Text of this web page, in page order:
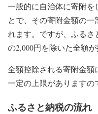
一般的に自治体に寄附を
とで、その寄附金額の
れます。ですが、ふる
の2,000円を除いた全額
全額控除される寄附金額
一定の上限がありますの
ふるさと納税の流れ